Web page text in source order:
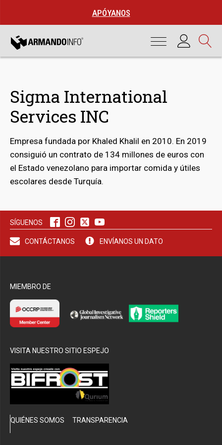
APÓYANOS
Sigma International
Services INC
Empresa fundada por Khaled Khalil en 2010. En 2019
consiguió un contrato de 134 millones de euros con
el Estado venezolano para importar comida y útiles
escolares desde Turquía.
SÍGUENOS
CONTÁCTANOS ENVÍANOS UN DATO
MIEMBRO DE
VISITA NUESTRO SITIO ESPEJO
QUIÉNES SOMOS TRANSPARENCIA